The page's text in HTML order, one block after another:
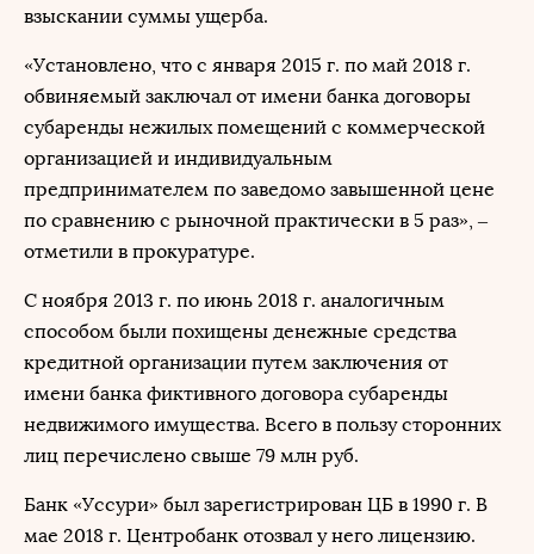
взыскании суммы ущерба.
«Установлено, что с января 2015 г. по май 2018 г.
обвиняемый заключал от имени банка договоры
субаренды нежилых помещений с коммерческой
организацией и индивидуальным
предпринимателем по заведомо завышенной цене
по сравнению с рыночной практически в 5 раз», –
отметили в прокуратуре.
С ноября 2013 г. по июнь 2018 г. аналогичным
способом были похищены денежные средства
кредитной организации путем заключения от
имени банка фиктивного договора субаренды
недвижимого имущества. Всего в пользу сторонних
лиц перечислено свыше 79 млн руб.
Банк «Уссури» был зарегистрирован ЦБ в 1990 г. В
мае 2018 г. Центробанк отозвал у него лицензию.